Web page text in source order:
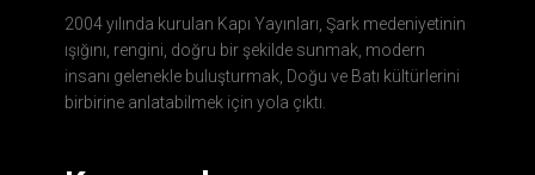
2004 yılında kurulan Kapı Yayınları, Şark medeniyetinin
ışığını, rengini, doğru bir şekilde sunmak, modern
insanı gelenekle buluşturmak, Doğu ve Batı kültürlerini
birbirine anlatabilmek için yola çıktı.